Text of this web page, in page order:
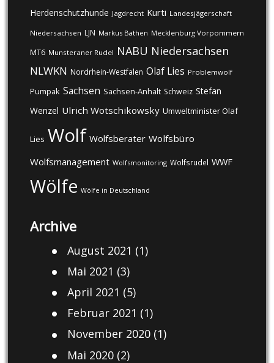
Herdenschutzhunde Jagdrecht Kurti Landesjägerschaft
Niedersachsen LJN Markus Bathen Mecklenburg Vorpommern
MT6 Munsteraner Rudel NABU Niedersachsen
NLWKN Nordrhein-Westfalen Olaf Lies Problemwolf
Pumpak Sachsen Sachsen-Anhalt Schweiz Stefan
Wenzel Ulrich Wotschikowsky Umweltminister Olaf
Lies Wolf Wolfsberater Wolfsbüro
Wolfsmanagement Wolfsmonitoring Wolfsrudel WWF
Wölfe Wölfe in Deutschland
Archive
August 2021 (1)
Mai 2021 (3)
April 2021 (5)
Februar 2021 (1)
November 2020(1)
Mai 2020(2)